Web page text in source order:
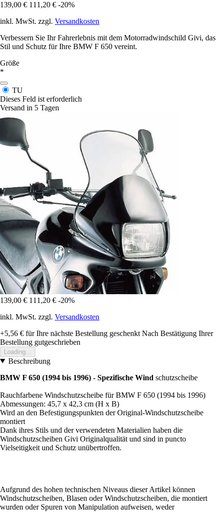
139,00 € 111,20 € -20%
inkl. MwSt. zzgl. Versandkosten
Verbessern Sie Ihr Fahrerlebnis mit dem Motorradwindschild Givi, das
Stil und Schutz für Ihre BMW F 650 vereint.
Größe
*
TU
Dieses Feld ist erforderlich
Versand in 5 Tagen
139,00 € 111,20 € -20%
inkl. MwSt. zzgl. Versandkosten
+5,56 € für Ihre nächste Bestellung geschenkt Nach Bestätigung Ihrer
Bestellung gutgeschrieben
Loading...
Beschreibung
BMW F 650 (1994 bis 1996) - Spezifische Wind schutzscheibe
Rauchfarbene Windschutzscheibe für BMW F 650 (1994 bis 1996)
Abmessungen: 45,7 x 42,3 cm (H x B)
Wird an den Befestigungspunkten der Original-Windschutzscheibe
montiert
Dank ihres Stils und der verwendeten Materialien haben die
Windschutzscheiben Givi Originalqualität und sind in puncto
Vielseitigkeit und Schutz unübertroffen.
Aufgrund des hohen technischen Niveaus dieser Artikel können
Windschutzscheiben, Blasen oder Windschutzscheiben, die montiert
wurden oder Spuren von Manipulation aufweisen, weder